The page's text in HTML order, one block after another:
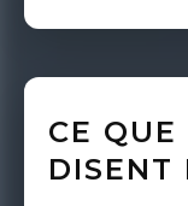
CE QUE
DISENT